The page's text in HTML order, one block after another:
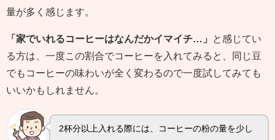
量が多く感じます。
「家でいれるコーヒーはなんだかイマイチ…」
と感じてい
る方は、一度この割合でコーヒーを入れてみると、同じ豆
でもコーヒーの味わいが全く変わるので一度試してみても
いいかもしれません。
2杯分以上入れる際には、コーヒーの粉の量を少し